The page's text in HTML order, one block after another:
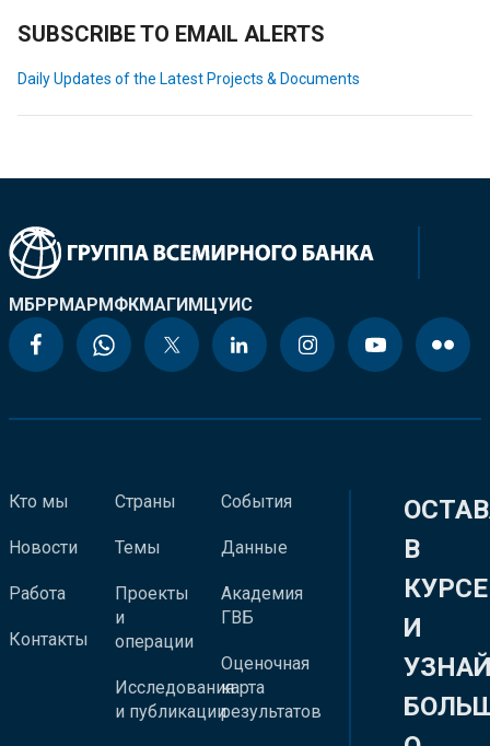
SUBSCRIBE TO EMAIL ALERTS
Daily Updates of the Latest Projects & Documents
МБРРМАРМФКМАГИМЦУИС
Кто мы
Новости
Работа
Контакты
Страны
Темы
Проекты
и
операции
Исследования
и публикации
События
Данные
Академия
ГВБ
Оценочная
карта
результатов
В
КУРСЕ
И